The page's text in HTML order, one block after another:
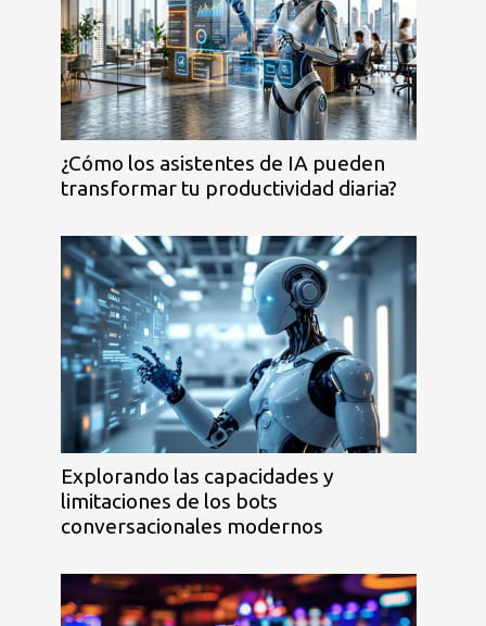
¿Cómo los asistentes de IA pueden
transformar tu productividad diaria?
Explorando las capacidades y
limitaciones de los bots
conversacionales modernos